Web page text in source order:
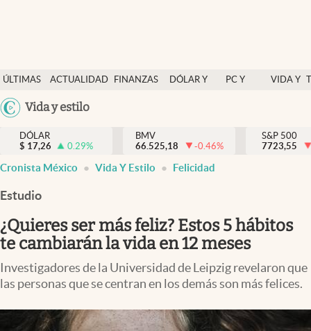
ÚLTIMAS
NOTICIAS
ACTUALIDAD
FINANZAS
DÓLAR Y
PC Y
VIDA Y
México
Vida y estilo
Actualidad
Finanzas y economía
Dólar y mercados
Pc y celular
Vida y estilo
DÓLAR
$ 17,26 0.29%
BMV
66.525,18
-0.46%
S&P 500
7723,55
Cronista México Vida Y Estilo Felicidad
Estudio
¿Quieres ser más feliz? Estos 5 hábitos
te cambiarán la vida en 12 meses
Investigadores de la Universidad de Leipzig revelaron que
las personas que se centran en los demás son más felices.